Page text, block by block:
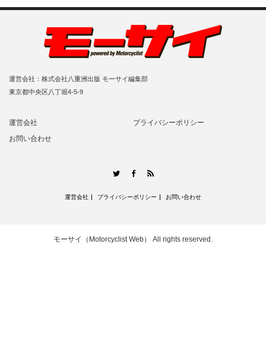
運営会社：株式会社八重洲出版 モーサイ編集部
東京都中央区八丁堀4-5-9
運営会社
プライバシーポリシー
お問い合わせ
TwitterFacebook
運営会社 プライバシーポリシー お問い合わせ
モーサイ（Motorcyclist Web） All rights reserved.